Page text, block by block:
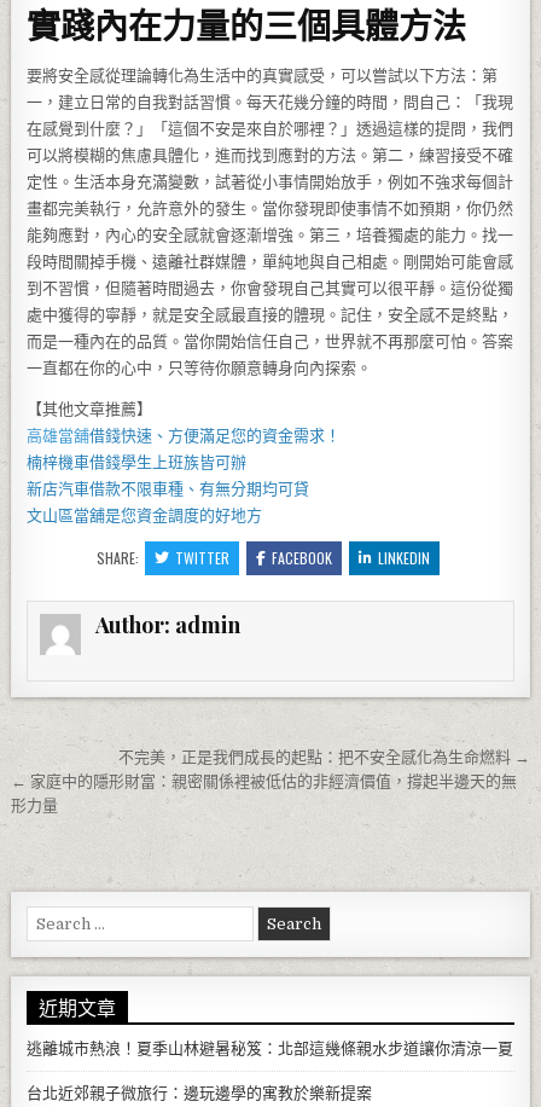
實踐內在力量的三個具體方法
要將安全感從理論轉化為生活中的真實感受，可以嘗試以下方法：第
一，建立日常的自我對話習慣。每天花幾分鐘的時間，問自己：「我現
在感覺到什麼？」「這個不安是來自於哪裡？」透過這樣的提問，我們
可以將模糊的焦慮具體化，進而找到應對的方法。第二，練習接受不確
定性。生活本身充滿變數，試著從小事情開始放手，例如不強求每個計
畫都完美執行，允許意外的發生。當你發現即使事情不如預期，你仍然
能夠應對，內心的安全感就會逐漸增強。第三，培養獨處的能力。找一
段時間關掉手機、遠離社群媒體，單純地與自己相處。剛開始可能會感
到不習慣，但隨著時間過去，你會發現自己其實可以很平靜。這份從獨
處中獲得的寧靜，就是安全感最直接的體現。記住，安全感不是終點，
而是一種內在的品質。當你開始信任自己，世界就不再那麼可怕。答案
一直都在你的心中，只等待你願意轉身向內探索。
【其他文章推薦】
高雄當舖借錢快速、方便滿足您的資金需求！
楠梓機車借錢學生上班族皆可辦
新店汽車借款不限車種、有無分期均可貸
文山區當舖是您資金調度的好地方
SHARE: TWITTER FACEBOOK LINKEDIN
Author: admin
文章導覽不完美，正是我們成長的起點：把不安全感化為生命燃料 →
← 家庭中的隱形財富：親密關係裡被低估的非經濟價值，撐起半邊天的無
形力量
Search for:
近期文章
逃離城市熱浪！夏季山林避暑秘笈：北部這幾條親水步道讓你清涼一夏
台北近郊親子微旅行：邊玩邊學的寓教於樂新提案